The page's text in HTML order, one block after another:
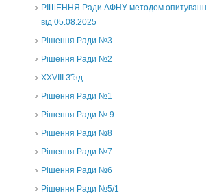
РІШЕННЯ Ради АФНУ методом
від 05.08.2025
Рішення Ради №3
Рішення Ради №2
XXVIII З'їзд
Рішення Ради №1
Рішення Ради № 9
Рішення Ради №8
Рішення Ради №7
Рішення Ради №6
Рішення Ради №5/1